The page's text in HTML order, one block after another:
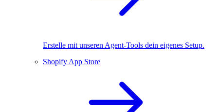
Erstelle mit unseren Agent-Tools dein eigenes Setup.
Shopify App Store